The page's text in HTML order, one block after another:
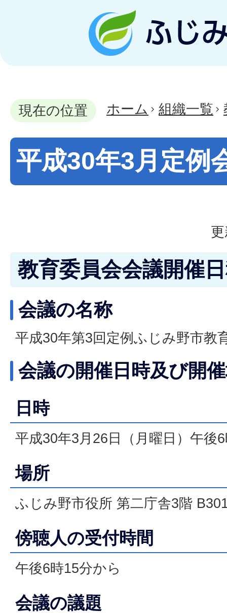
現在の位置 ホーム 組織一覧
平成30年3月定例
教育委員会会議開催
会議の名称
平成30年第3回定例ふじみ野市教
会議の開催日時及び開
日時
平成30年3月26日（月曜日）午後
場所
ふじみ野市役所 第二庁舎3階
傍聴人の受付時間
午後6時15分から
会議の議題